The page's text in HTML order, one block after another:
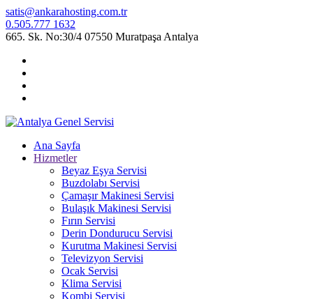
satis@ankarahosting.com.tr
0.505.777 1632
665. Sk. No:30/4 07550 Muratpaşa Antalya
Ana Sayfa
Hizmetler
Beyaz Eşya Servisi
Buzdolabı Servisi
Çamaşır Makinesi Servisi
Bulaşık Makinesi Servisi
Fırın Servisi
Derin Dondurucu Servisi
Kurutma Makinesi Servisi
Televizyon Servisi
Ocak Servisi
Klima Servisi
Kombi Servisi